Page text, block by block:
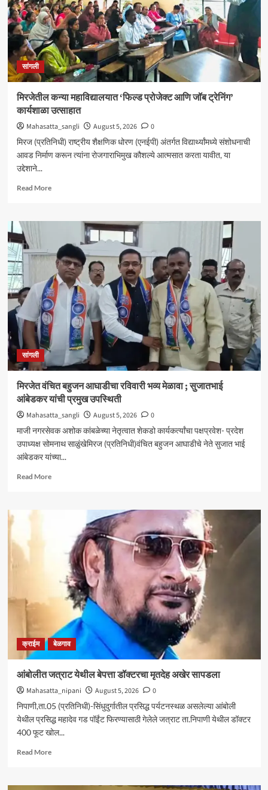
सांगली
मिरजेतील कन्या महाविद्यालयात ‘फिल्ड प्रोजेक्ट आणि जॉब ट्रेनिंग’
कार्यशाळा उत्साहात
Mahasatta_sangli August 5, 2026
0
मिरज (प्रतिनिधी) राष्ट्रीय शैक्षणिक धोरण (एनईपी) अंतर्गत विद्यार्थ्यांमध्ये संशोधनाची
आवड निर्माण करून त्यांना रोजगाराभिमुख कौशल्ये आत्मसात करता यावीत, या
उद्देशाने...
Read MoreRead
मिरजेतील
महाविद्यालयात
‘फिल्ड
प्रोजेक्ट
आणि
जॉब
ट्रेनिंग’
कार्यशाळा
उत्साहात
सांगली
मिरजेत वंचित बहुजन आघाडीचा रविवारी भव्य मेळावा ; सुजातभाई
आंबेडकर यांची प्रमुख उपस्थिती
Mahasatta_sangli August 5, 2026
0
माजी नगरसेवक अशोक कांबळेच्या नेतृत्वात शेकडो कार्यकर्त्यांचा पक्षप्रवेश- प्रदेश
उपाध्यक्ष सोमनाथ साळुंखेमिरज (प्रतिनिधी)वंचित बहुजन आघाडीचे नेते सुजात भाई
आंबेडकर यांच्या...
Read MoreRead
आघाडीचा
रविवारी
मेळावा
सुजातभाई
आंबेडकर
प्रमुख
उपस्थिती
क्राईम बेळगाव
आंबोलीत जत्राट येथील बेपत्ता डॉक्टरचा मृतदेह अखेर सापडला
Mahasatta_nipani August 5, 2026
0
निपाणी,ता.05 (प्रतिनिधी)-सिंधुदुर्गातील प्रसिद्ध पर्यटनस्थळ असलेल्या आंबोली
येथील प्रसिद्ध महादेव गड पॉईंट फिरण्यासाठी गेलेले जत्राट ता.निपाणी येथील डॉक्टर
400 फूट खोल...
Read MoreRead
आंबोलीत